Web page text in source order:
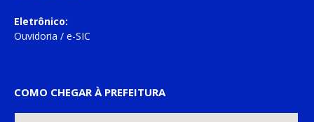
Eletrônico:
Ouvidoria / e-SIC
COMO CHEGAR À PREFEITURA